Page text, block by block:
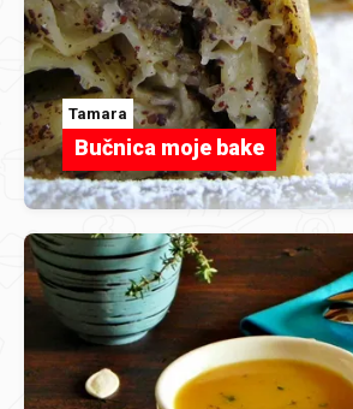
Tamara
Bučnica moje bake